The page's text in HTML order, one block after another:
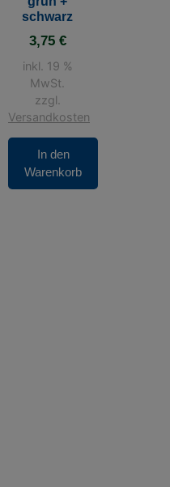
schwarz
3,75 €
inkl. 19 %
MwSt.
zzgl.
Versandkosten
In den
Warenkorb